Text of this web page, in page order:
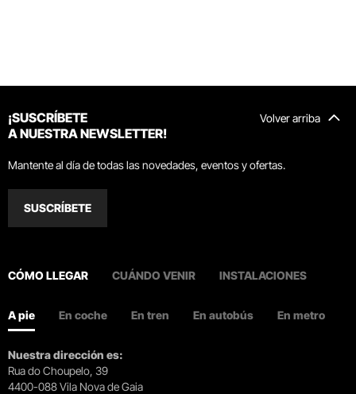
Volver arriba
¡SUSCRÍBETE
A NUESTRA NEWSLETTER!
Mantente al día de todas las novedades, eventos y ofertas.
SUSCRÍBETE
CÓMO LLEGAR CUÁNDO VENIR INSTALACIONES
A pie En coche En tren En autobús En metro
Nuestra dirección es:
Rua do Choupelo, 39
4400-088 Vila Nova de Gaia